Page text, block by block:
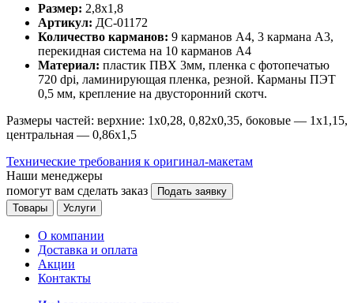
Размер: 2,8х1,8
Артикул: ДС-01172
Количество карманов: 9 карманов А4, 3 кармана А3,
перекидная система на 10 карманов А4
Материал: пластик ПВХ 3мм, пленка с фотопечатью
720 dpi, ламинирующая пленка, резной. Карманы ПЭТ
0,5 мм, крепление на двусторонний скотч.
Размеры частей: верхние: 1х0,28, 0,82х0,35, боковые — 1х1,15,
центральная — 0,86х1,5
Технические требования к оригинал-макетам
Наши менеджеры
помогут вам сделать заказ
Подать заявку
Товары
Услуги
О компании
Доставка и оплата
Акции
Контакты